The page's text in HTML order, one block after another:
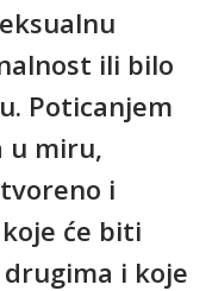
ili bilo
Poticanjem
u miru,
i
će biti
i koje